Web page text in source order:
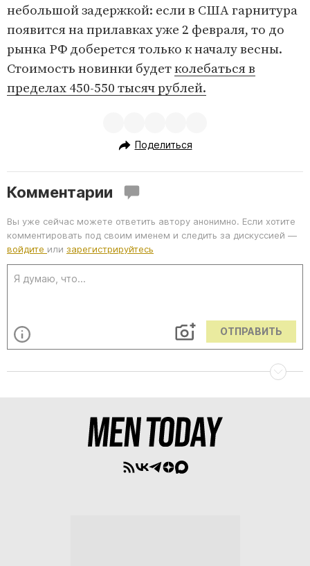
небольшой задержкой: если в США гарнитура
появится на прилавках уже 2 февраля, то до
рынка РФ доберется только к началу весны.
Стоимость новинки будетколебаться в
пределах 450-550 тысяч рублей.
Поделиться
Комментарии
Вы уже сейчас можете ответить автору анонимно. Если хотите
комментировать под своим именем и следить за дискуссией —
войдите или зарегистрируйтесь
ОТПРАВИТЬ